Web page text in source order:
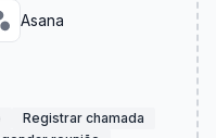
Asana
Registrar chamada